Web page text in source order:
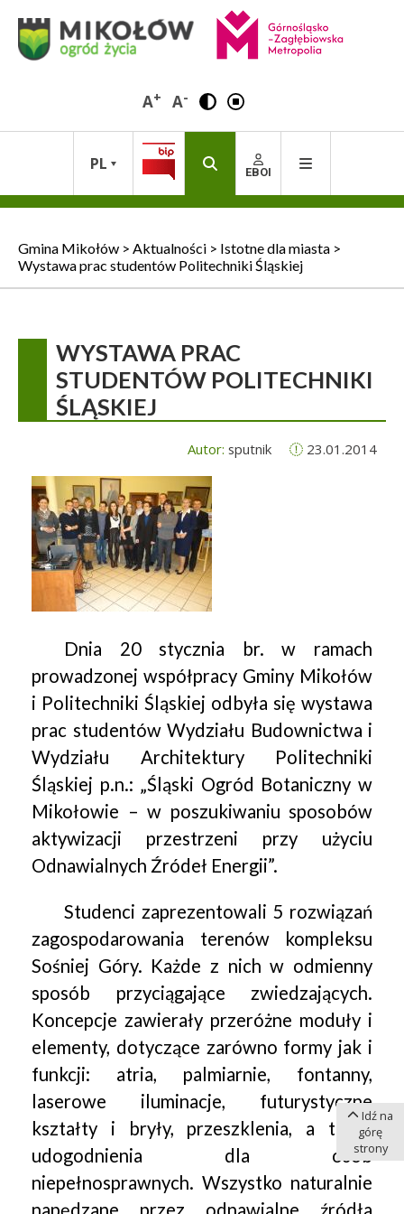
A+ A-
PL EBOI
Gmina Mikołów > Aktualności > Istotne dla miasta >
Wystawa prac studentów Politechniki Śląskiej
WYSTAWA PRAC
STUDENTÓW POLITECHNIKI
ŚLĄSKIEJ
Autor: sputnik 23.01.2014
Dnia 20 stycznia br. w ramach
prowadzonej współpracy Gminy Mikołów
i Politechniki Śląskiej odbyła się wystawa
prac studentów Wydziału Budownictwa i
Wydziału Architektury Politechniki
Śląskiej p.n.: „Śląski Ogród Botaniczny w
Mikołowie – w poszukiwaniu sposobów
aktywizacji przestrzeni przy użyciu
Odnawialnych Źródeł Energii”.
Studenci zaprezentowali 5 rozwiązań
zagospodarowania terenów kompleksu
Sośniej Góry. Każde z nich w odmienny
sposób przyciągające zwiedzających.
Koncepcje zawierały przeróżne moduły i
elementy, dotyczące zarówno formy jak i
funkcji: atria, palmiarnie, fontanny,
laserowe iluminacje, futurystyczne
kształty i bryły, przeszklenia, a także
udogodnienia dla osób
niepełnosprawnych. Wszystko naturalnie
napędzane przez odnawialne źródła
Idź na
górę
strony